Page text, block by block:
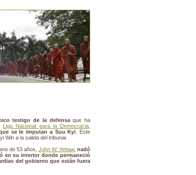
testigo de la defensaque ha
Liga Nacional para la Democracia
se le imputan a Suu Kyi . Este
Win a la salida del tribunal.
de 53 años, John W. Yettaw, nadó
en su interior donde permaneció
del gobierno que están fuera